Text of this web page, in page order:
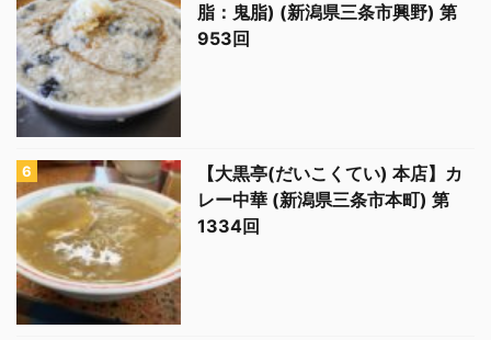
脂：鬼脂) (新潟県三条市興野) 第
953回
【大黒亭(だいこくてい) 本店】カ
レー中華 (新潟県三条市本町) 第
1334回